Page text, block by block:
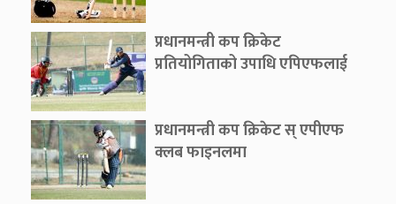
प्रधानमन्त्री कप क्रिकेट
प्रतियोगिताको उपाधि एपिएफलाई
प्रधानमन्त्री कप क्रिकेट स् एपीएफ
क्लब फाइनलमा